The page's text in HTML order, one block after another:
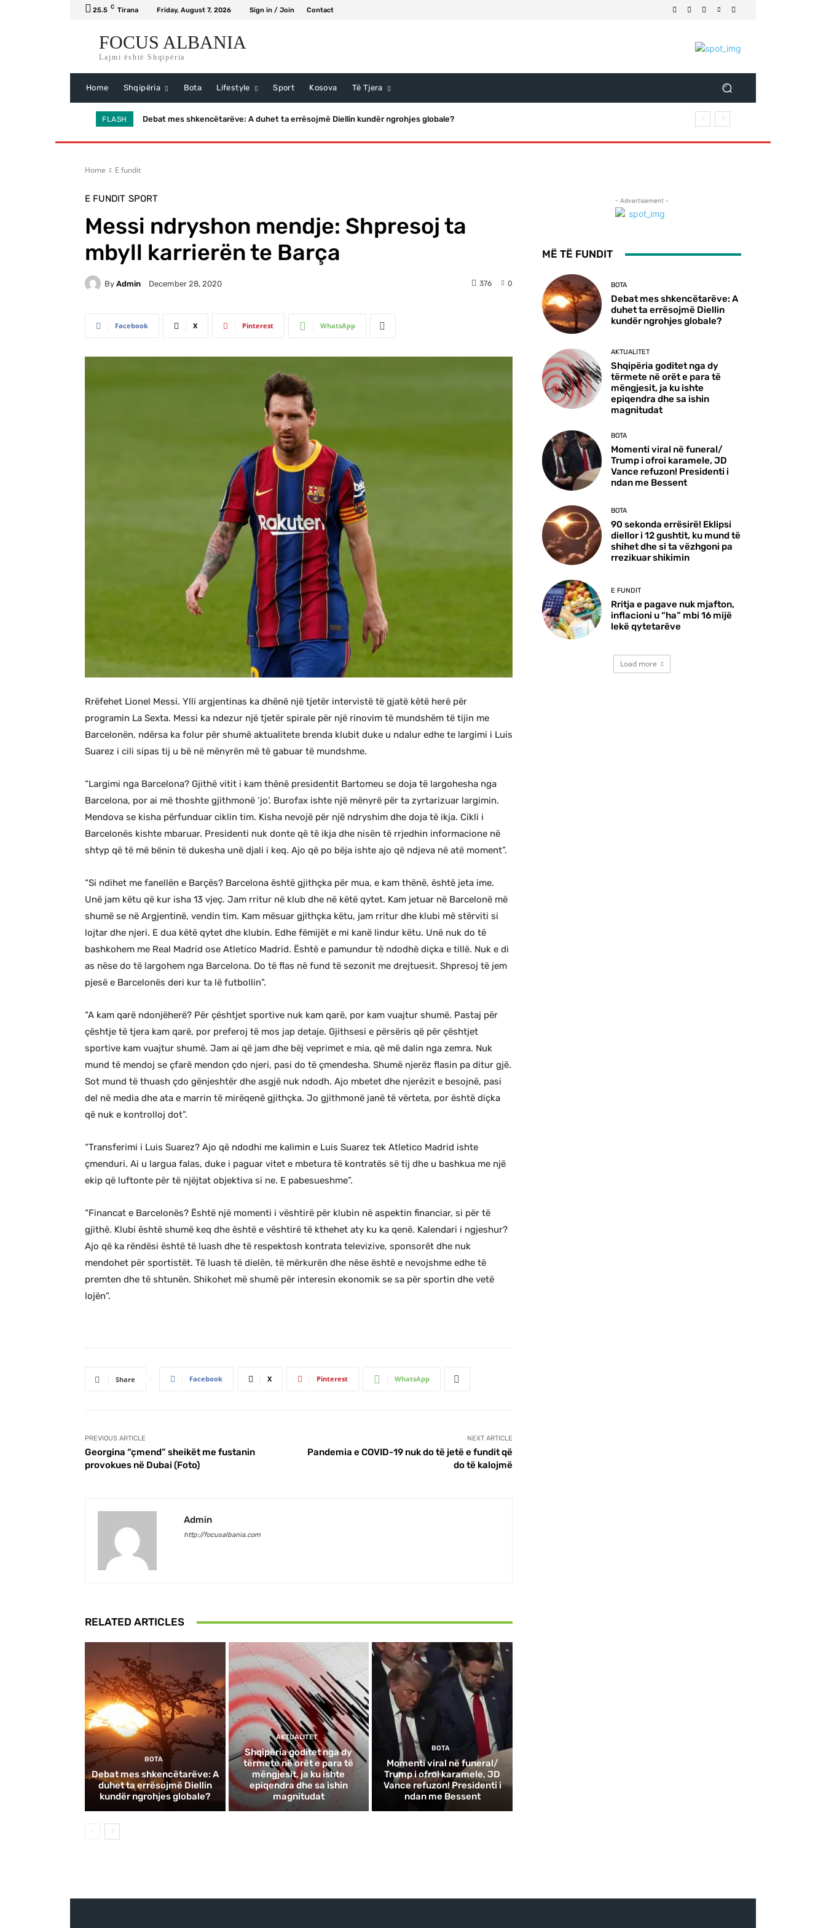
25.5 C Tirana Friday, August 7, 2026 Sign in / Join Contact
FOCUS ALBANIA
Lajmi është Shqipëria
Home Shqipëria Bota Lifestyle Sport Kosova Të Tjera
FLASH Debat mes shkencëtarëve: A duhet ta errësojmë Diellin kundër ngrohjes globale?
Home E fundit
E FUNDIT SPORT
Messi ndryshon mendje: Shpresoj ta
mbyll karrierën te Barça
By Admin December 28, 2020 0
376
Facebook X Pinterest WhatsApp
Rrëfehet Lionel Messi. Ylli argjentinas ka dhënë një tjetër intervistë të gjatë këtë herë për
programin La Sexta. Messi ka ndezur një tjetër spirale për një rinovim të mundshëm të tijin me
Barcelonën, ndërsa ka folur për shumë aktualitete brenda klubit duke u ndalur edhe te largimi i Luis
Suarez i cili sipas tij u bë në mënyrën më të gabuar të mundshme.
“Largimi nga Barcelona? Gjithë vitit i kam thënë presidentit Bartomeu se doja të largohesha nga
Barcelona, por ai më thoshte gjithmonë ‘jo’. Burofax ishte një mënyrë për ta zyrtarizuar largimin.
Mendova se kisha përfunduar ciklin tim. Kisha nevojë për një ndryshim dhe doja të ikja. Cikli i
Barcelonës kishte mbaruar. Presidenti nuk donte që të ikja dhe nisën të rrjedhin informacione në
shtyp që të më bënin të dukesha unë djali i keq. Ajo që po bëja ishte ajo që ndjeva në atë moment”.
“Si ndihet me fanellën e Barçës? Barcelona është gjithçka për mua, e kam thënë, është jeta ime.
Unë jam këtu që kur isha 13 vjeç. Jam rritur në klub dhe në këtë qytet. Kam jetuar në Barcelonë më
shumë se në Argjentinë, vendin tim. Kam mësuar gjithçka këtu, jam rritur dhe klubi më stërviti si
lojtar dhe njeri. E dua këtë qytet dhe klubin. Edhe fëmijët e mi kanë lindur këtu. Unë nuk do të
bashkohem me Real Madrid ose Atletico Madrid. Është e pamundur të ndodhë diçka e tillë. Nuk e di
as nëse do të largohem nga Barcelona. Do të flas në fund të sezonit me drejtuesit. Shpresoj të jem
pjesë e Barcelonës deri kur ta lë futbollin”.
“A kam qarë ndonjëherë? Për çështjet sportive nuk kam qarë, por kam vuajtur shumë. Pastaj për
çështje të tjera kam qarë, por preferoj të mos jap detaje. Gjithsesi e përsëris që për çështjet
sportive kam vuajtur shumë. Jam ai që jam dhe bëj veprimet e mia, që më dalin nga zemra. Nuk
mund të mendoj se çfarë mendon çdo njeri, pasi do të çmendesha. Shumë njerëz flasin pa ditur gjë.
Sot mund të thuash çdo gënjeshtër dhe asgjë nuk ndodh. Ajo mbetet dhe njerëzit e besojnë, pasi
del në media dhe ata e marrin të mirëqenë gjithçka. Jo gjithmonë janë të vërteta, por është diçka
që nuk e kontrolloj dot”.
“Transferimi i Luis Suarez? Ajo që ndodhi me kalimin e Luis Suarez tek Atletico Madrid ishte
çmenduri. Ai u largua falas, duke i paguar vitet e mbetura të kontratës së tij dhe u bashkua me një
ekip që luftonte për të njëjtat objektiva si ne. E pabesueshme”.
“Financat e Barcelonës? Është një momenti i vështirë për klubin në aspektin financiar, si për të
gjithë. Klubi është shumë keq dhe është e vështirë të kthehet aty ku ka qenë. Kalendari i ngjeshur?
Ajo që ka rëndësi është të luash dhe të respektosh kontrata televizive, sponsorët dhe nuk
mendohet për sportistët. Të luash të dielën, të mërkurën dhe nëse është e nevojshme edhe të
premten dhe të shtunën. Shikohet më shumë për interesin ekonomik se sa për sportin dhe vetë
lojën”.
Share Facebook X Pinterest WhatsApp
PREVIOUS ARTICLE
Georgina “çmend” sheikët me fustanin
provokues në Dubai (Foto)
NEXT ARTICLE
Pandemia e COVID-19 nuk do të jetë e fundit që
do të kalojmë
Admin
http://focusalbania.com
RELATED ARTICLES
BOTA
Debat mes shkencëtarëve: A
duhet ta errësojmë Diellin
kundër ngrohjes globale?
AKTUALITET
Shqipëria goditet nga dy
tërmete në orët e para të
mëngjesit, ja ku ishte
epiqendra dhe sa ishin
magnitudat
BOTA
Momenti viral në funeral/
Trump i ofroi karamele, JD
Vance refuzon! Presidenti i
ndan me Bessent
- Advertisement -
MË TË FUNDIT
BOTA
Debat mes shkencëtarëve: A
duhet ta errësojmë Diellin
kundër ngrohjes globale?
AKTUALITET
Shqipëria goditet nga dy
tërmete në orët e para të
mëngjesit, ja ku ishte
epiqendra dhe sa ishin
magnitudat
BOTA
Momenti viral në funeral/
Trump i ofroi karamele, JD
Vance refuzon! Presidenti i
ndan me Bessent
BOTA
90 sekonda errësirë! Eklipsi
diellor i 12 gushtit, ku mund të
shihet dhe si ta vëzhgoni pa
rrezikuar shikimin
E FUNDIT
Rritja e pagave nuk mjafton,
inflacioni u “ha” mbi 16 mijë
lekë qytetarëve
Load more